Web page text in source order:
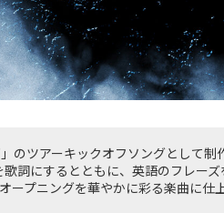
」のツアーキックオフソングとして
歌詞にするとともに、英語のフレー
プニングを華やかに彩る楽曲に仕